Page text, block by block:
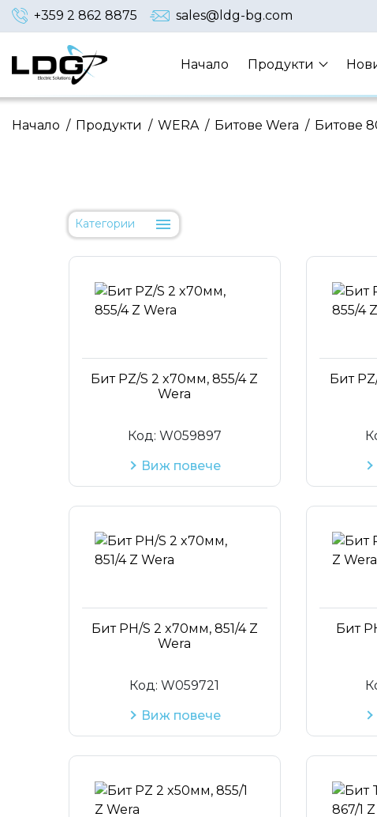
+359 2 862 8875 sales@ldg-bg.com
Начало Продукти
/
Начало /
Продукти /
WERA /
Битове Wera Битове
Категории
Бит PZ/S 2 x70мм, 855/4 Z
Wera
Код: W059897
Виж повече
Бит
Бит PH/S 2 x70мм, 851/4 Z
Wera
Код:W059721
Виж повече
Бит